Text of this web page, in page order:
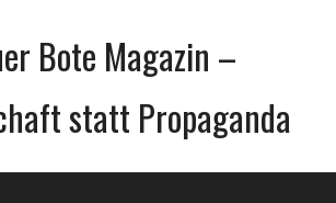
Bote Magazin –
statt Propaganda